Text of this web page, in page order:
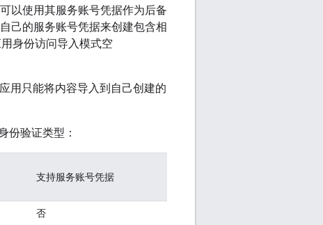
以使用其服务账号凭据作为后备
己的服务账号凭据来创建包含相
身份访问导入模式空
用只能将内容导入到自己创建的
份验证类型：
支持服务账号凭据
否